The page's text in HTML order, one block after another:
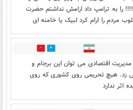
را به ترامپ داد ارامش نداشتم حضرت
مردم را ارام کرد لبیک یا خامنه ای
144
اقتصادی می توان این برجام و
زد. هیچ تحریمی روی کشوری که روی
اثر ندارد